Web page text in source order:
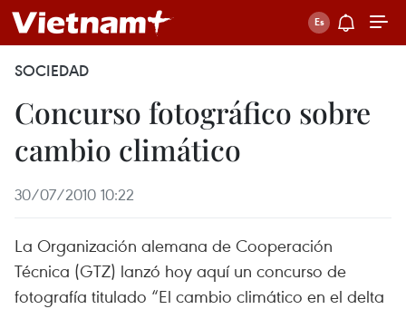
SOCIEDAD
Concurso fotográfico sobre
cambio climático
30/07/2010 10:22
La Organización alemana de Cooperación
Técnica (GTZ) lanzó hoy aquí un concurso de
fotografía titulado “El cambio climático en el delta